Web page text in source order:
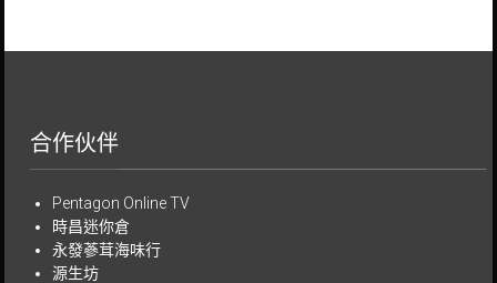
合作伙伴
Pentagon Online TV
時昌迷你倉
永發蔘茸海味行
源生坊